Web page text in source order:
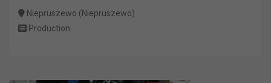
Niepruszewo (Niepruszewo)
Production